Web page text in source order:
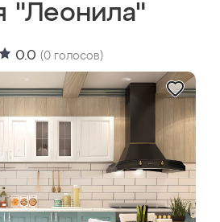
"Леонила"
0.0 (0 голосов)